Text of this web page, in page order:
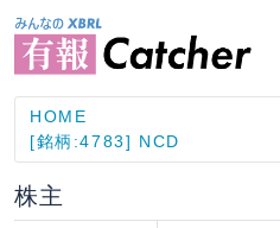
HOME
[銘柄:4783] NCD
株主